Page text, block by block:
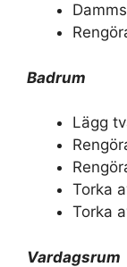
Badrum
Lägg
Torka
Torka
Vardagsrum